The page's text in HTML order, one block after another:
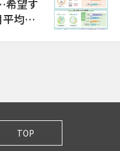
希望す
均賃
TOP